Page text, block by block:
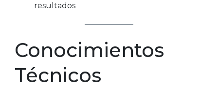
resultados
Conocimientos
Técnicos